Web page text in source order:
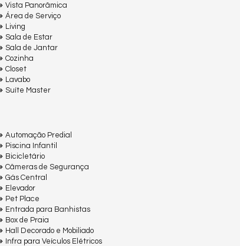
Vista Panorâmica
Área de Serviço
Living
Sala de Estar
Sala de Jantar
Cozinha
Closet
Lavabo
Suíte Master
Automação Predial
Piscina Infantil
Bicicletário
Câmeras de Segurança
Gás Central
Elevador
Pet Place
Entrada para Banhistas
Box de Praia
Hall Decorado e Mobiliado
Infra para Veículos Elétricos